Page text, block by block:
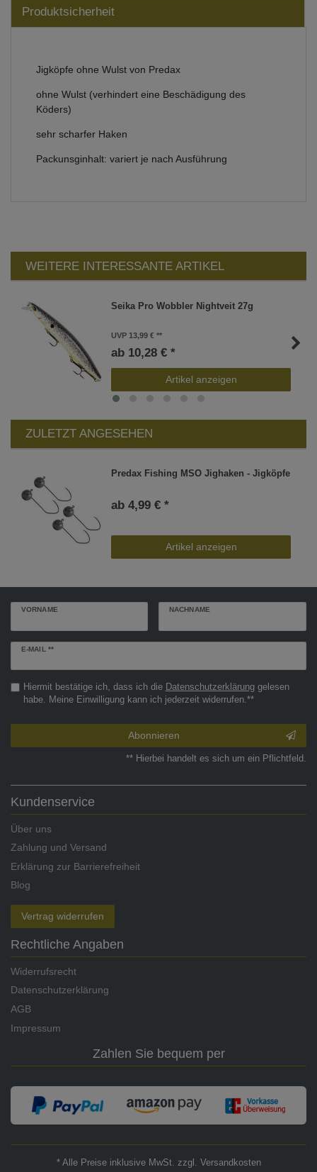
Produktsicherheit
Jigköpfe ohne Wulst von Predax
ohne Wulst (verhindert eine Beschädigung des
Köders)
sehr scharfer Haken
Packunsginhalt: variert je nach Ausführung
WEITERE INTERESSANTE ARTIKEL
Seika Pro Wobbler Nightveit 27g
UVP 13,99 €
ab 10,28 € *
Artikel anzeigen
ZULETZT ANGESEHEN
Predax Fishing MSO Jighaken - Jigköpfe
ab 4,99 € *
Artikel anzeigen
VORNAME NACHNAME
E-MAIL **
Newsletter
Hiermit bestätige ich, dass ich die Daten­schutz­erklärunggelesen
habe. Meine Einwilligung kann ich jederzeit widerrufen.**
Abonnieren
** Hierbei handelt es sich um ein Pflichtfeld.
Kundenservice
Über uns
Zahlung und Versand
Erklärung zur Barrierefreiheit
Blog
Vertrag widerrufen
Rechtliche Angaben
Widerrufsrecht
Datenschutzerklärung
AGB
Impressum
Zahlen Sie bequem per
* Alle Preise inklusive MwSt. zzgl. Versandkosten